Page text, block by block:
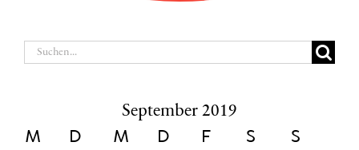
Suche
September 2019
M D M D F S S